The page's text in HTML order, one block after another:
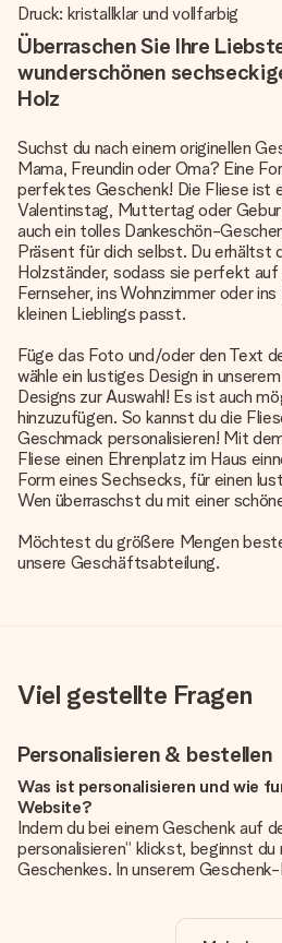
Druck: kristallklar und vollfarbig
Überraschen Sie Ihre
wunderschönen
Holz
Suchst du nach einem originellen
Mama, Freundin oder Oma? Eine
perfektes Geschenk! Die Fliese ist
Valentinstag, Muttertag oder
auch ein tolles Dankeschön-
Präsent für dich selbst. Du erhältst
Holzständer, sodass sie perfekt auf
Fernseher, ins Wohnzimmer oder
kleinen Lieblings passt.
Füge das Foto und/oder den Text
wähle ein lustiges Design in
Designs zur Auswahl! Es ist auch
hinzuzufügen. So kannst du die
Geschmack personalisieren! Mit
Fliese einen Ehrenplatz im Haus
Form eines Sechsecks, für einen
Wen überraschst du mit einer
Möchtest du größere Mengen
unsere Geschäftsabteilung.
Viel gestellte Fragen
Personalisieren & bestellen
Was ist personalisieren und wie
Website?
Indem du bei einem Geschenk auf
personalisieren“ klickst, beginnst
Geschenkes. In unserem
noch eines unserer angebotenen